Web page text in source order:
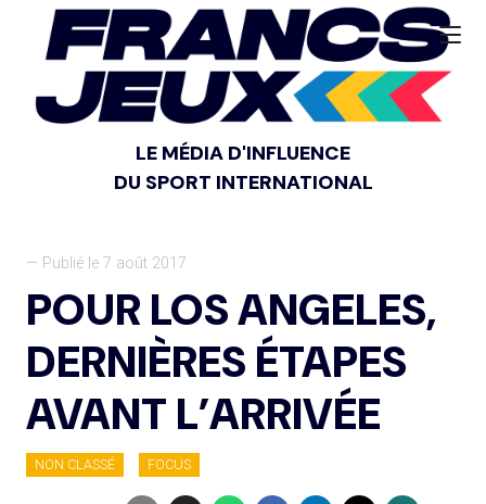
LE MÉDIA D'INFLUENCE
DU SPORT INTERNATIONAL
— Publié le 7 août 2017
POUR LOS ANGELES,
DERNIÈRES ÉTAPES
AVANT L’ARRIVÉE
NON CLASSÉ FOCUS